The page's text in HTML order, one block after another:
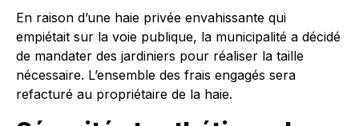
En raison d’une haie privée envahissante qui
empiétait sur la voie publique, la municipalité a décidé
de mandater des jardiniers pour réaliser la taille
nécessaire. L’ensemble des frais engagés sera
refacturé au propriétaire de la haie.